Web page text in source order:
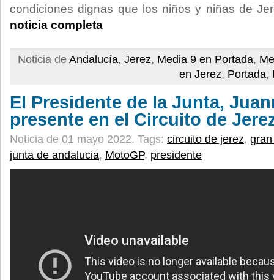
condiciones dignas que los niños y niñas de
noticia completa
Noticia de Andalucía, Jerez, Media 9 en Portada,
en Jerez, Portada,
El Presidente de la Junta,
presente en el Circuito de
Noticia de 01 mayo 2022. Tags: circuito de jerez,
junta de andalucia, MotoGP, presidente